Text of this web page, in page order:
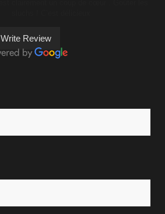
Write Review